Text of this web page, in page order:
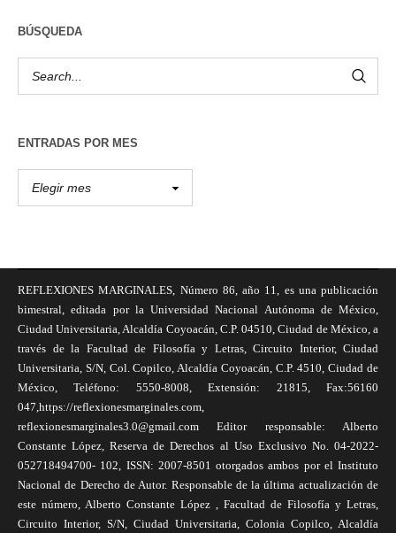
BÚSQUEDA
ENTRADAS POR MES
REFLEXIONES MARGINALES, Número 86, año 11, es una publicación
bimestral, editada por la Universidad Nacional Autónoma de México,
Ciudad Universitaria, Alcaldía Coyoacán, C.P. 04510, Ciudad de México, a
través de la Facultad de Filosofía y Letras, Circuito Interior, Ciudad
Universitaria, S/N, Col. Copilco, Alcaldía Coyoacán, C.P. 4510, Ciudad de
México, Teléfono: 5550-8008, Extensión: 21815, Fax:56160
047,https://reflexionesmarginales.com,
reflexionesmarginales3.0@gmail.com Editor responsable: Alberto
Constante López, Reserva de Derechos al Uso Exclusivo No. 04-2022-
052718494700- 102, ISSN: 2007-8501 otorgados ambos por el Instituto
Nacional de Derecho de Autor. Responsable de la última actualización de
este número, Alberto Constante López , Facultad de Filosofía y Letras,
Circuito Interior, S/N, Ciudad Universitaria, Colonia Copilco, Alcaldía